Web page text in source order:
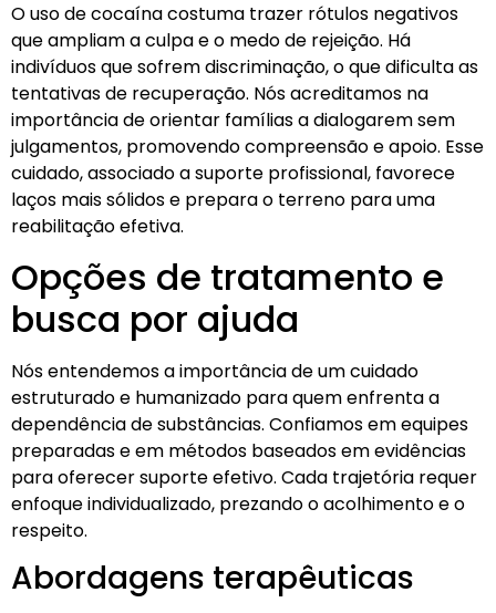
O uso de cocaína costuma trazer rótulos negativos
que ampliam a culpa e o medo de rejeição. Há
indivíduos que sofrem discriminação, o que dificulta as
tentativas de recuperação. Nós acreditamos na
importância de orientar famílias a dialogarem sem
julgamentos, promovendo compreensão e apoio. Esse
cuidado, associado a suporte profissional, favorece
laços mais sólidos e prepara o terreno para uma
reabilitação efetiva.
Opções de tratamento e
busca por ajuda
Nós entendemos a importância de um cuidado
estruturado e humanizado para quem enfrenta a
dependência de substâncias. Confiamos em equipes
preparadas e em métodos baseados em evidências
para oferecer suporte efetivo. Cada trajetória requer
enfoque individualizado, prezando o acolhimento e o
respeito.
Abordagens terapêuticas